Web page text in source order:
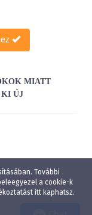
További
a cookie-k
itt kaphatsz.
MIATT
KI ÚJ